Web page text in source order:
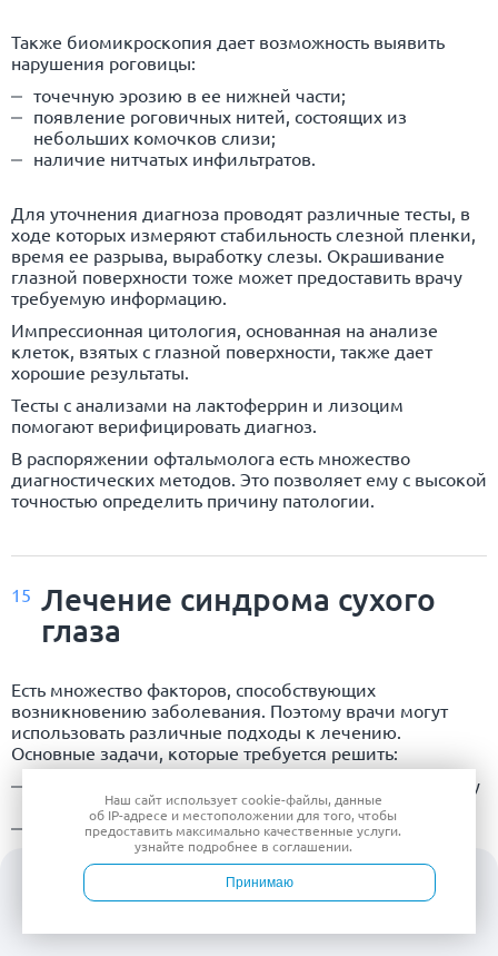
Также биомикроскопия дает возможность выявить
нарушения роговицы:
точечную эрозию в ее нижней части;
появление роговичных нитей, состоящих из
небольших комочков слизи;
наличие нитчатых инфильтратов.
Для уточнения диагноза проводят различные тесты, в
ходе которых измеряют стабильность слезной пленки,
время ее разрыва, выработку слезы. Окрашивание
глазной поверхности тоже может предоставить врачу
требуемую информацию.
Импрессионная цитология, основанная на анализе
клеток, взятых с глазной поверхности, также дает
хорошие результаты.
Тесты с анализами на лактоферрин и лизоцим
помогают верифицировать диагноз.
В распоряжении офтальмолога есть множество
диагностических методов. Это позволяет ему с высокой
точностью определить причину патологии.
15 Лечение синдрома сухого
глаза
Есть множество факторов, способствующих
возникновению заболевания. Поэтому врачи могут
использовать различные подходы к лечению.
Основные задачи, которые требуется решить:
уменьшение неприятных ощущений, возникающих у
пациента;
стимуляция выработки слезы, улучшение ее
очистка век;
лечение глазных воспалений.
Наш сайт используетcookie-файлы, данные
об IP-адресе и местоположении для того, чтобы
предоставить максимально качественные услуги.
узнайте подробнее в соглашении.
Принимаю